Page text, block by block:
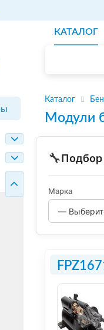
КАТАЛОГ
Каталог
Модули
🔧Подбор
Марка